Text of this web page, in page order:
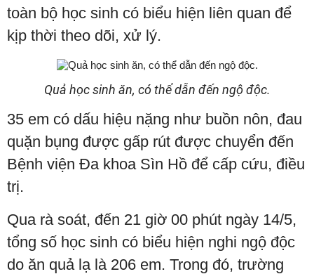
toàn bộ học sinh có biểu hiện liên quan để
kịp thời theo dõi, xử lý.
Quả học sinh ăn, có thể dẫn đến ngộ độc.
35 em có dấu hiệu nặng như buồn nôn, đau
quặn bụng được gấp rút được chuyển đến
Bệnh viện Đa khoa Sìn Hồ để cấp cứu, điều
trị.
Qua rà soát, đến 21 giờ 00 phút ngày 14/5,
tổng số học sinh có biểu hiện nghi ngộ độc
do ăn quả lạ là 206 em. Trong đó, trường